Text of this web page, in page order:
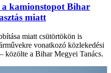
a kamionstopot Bihar
miatt
miatt csütörtökön is
vonatkozó közlekedési
közölte a Bihar Megyei Tanács.